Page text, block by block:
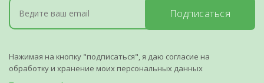
Подписаться
Нажимая на кнопку "подписаться", я даю согласие на
обработку и хранение моих персональных данных